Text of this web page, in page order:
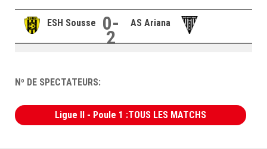
Feuille de match 2016/2017
ESH Sousse 0-
2
AS Ariana
Nº DE SPECTATEURS:
Ligue II - Poule 1 :TOUS LES MATCHS